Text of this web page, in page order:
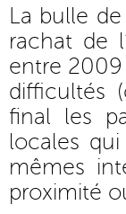
La bulle
rachat de
entre 2009
difficultés
final les
locales
mêmes
proximité